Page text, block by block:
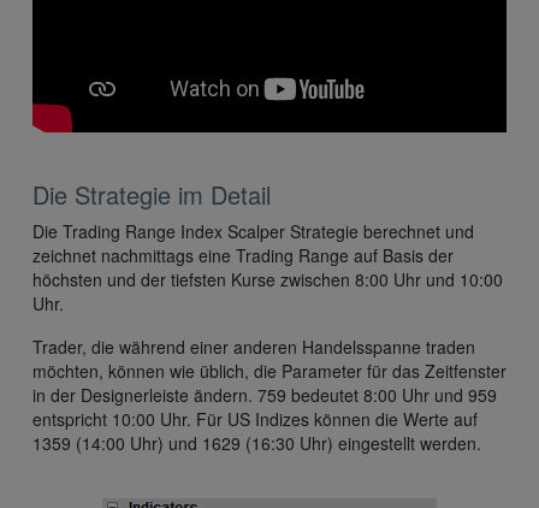
Die Strategie im Detail
Die Trading Range Index Scalper Strategie berechnet und
zeichnet nachmittags eine Trading Range auf Basis der
höchsten und der tiefsten Kurse zwischen 8:00 Uhr und 10:00
Uhr.
Trader, die während einer anderen Handelsspanne traden
möchten, können wie üblich, die Parameter für das Zeitfenster
in der Designerleiste ändern. 759 bedeutet 8:00 Uhr und 959
entspricht 10:00 Uhr. Für US Indizes können die Werte auf
1359 (14:00 Uhr) und 1629 (16:30 Uhr) eingestellt werden.